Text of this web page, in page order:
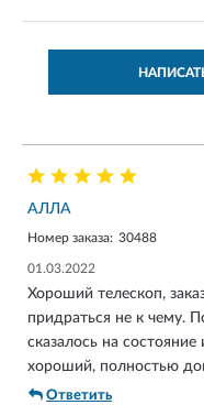
АЛЛА
Номер заказа: 30488
01.03.2022
Хороший телескоп,
придраться не к чему.
сказалось на
хороший, полностью
Ответить